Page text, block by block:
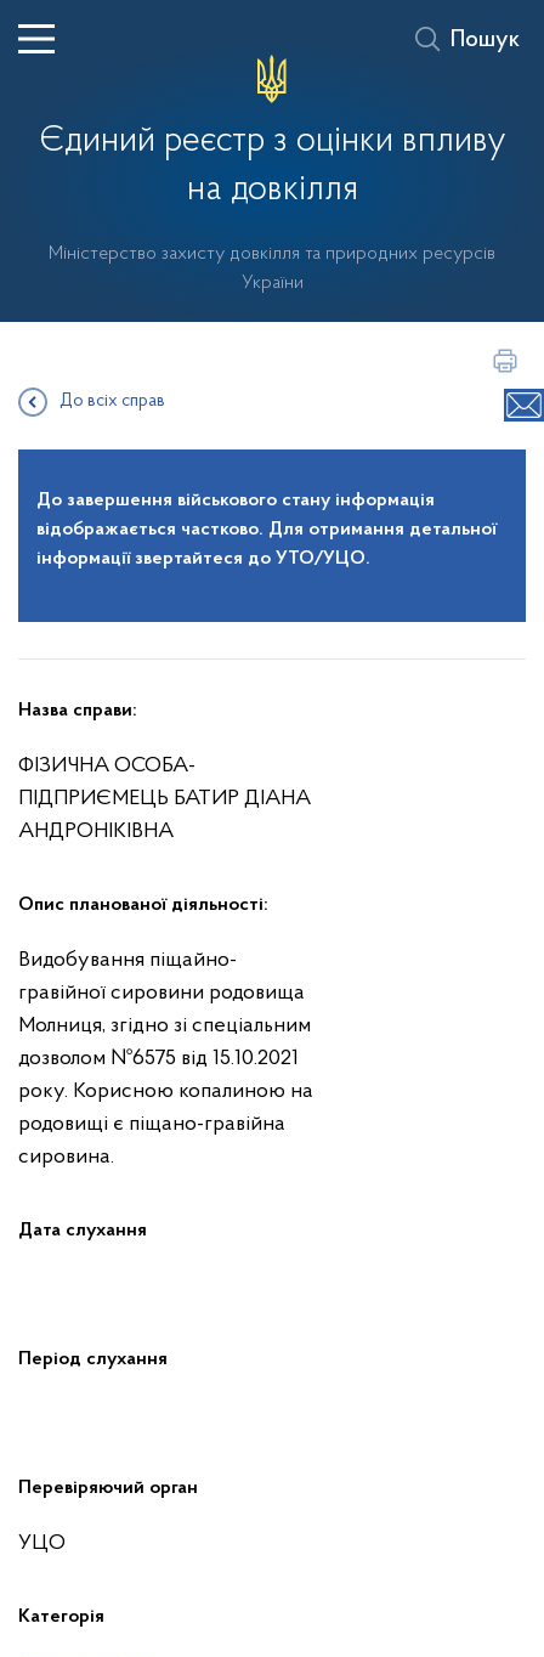
Єдиний реєстр з оцінки впливу
на довкілля
Міністерство захисту довкілля та природних ресурсів
України
Пошук
До всіх справ
До завершення військового стану інформація
відображається частково. Для отримання детальної
інформації звертайтеся до УТО/УЦО.
Назва справи:
ФІЗИЧНА ОСОБА-
ПІДПРИЄМЕЦЬ БАТИР ДІАНА
АНДРОНІКІВНА
Опис планованої діяльності:
Видобування піщайно-
гравійної сировини родовища
Молниця, згідно зі спеціальним
дозволом №6575 від 15.10.2021
року. Корисною копалиною на
родовищі є піщано-гравійна
сировина.
Дата слухання
Період слухання
Перевіряючий орган
УЦО
Категорія